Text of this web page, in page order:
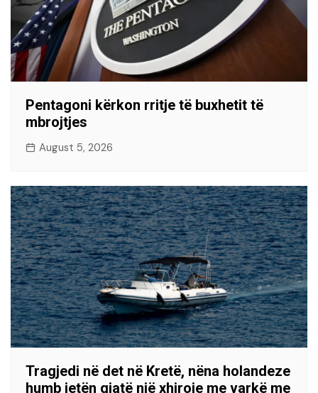
Pentagoni kërkon rritje të buxhetit të
mbrojtjes
August 5, 2026
Tragjedi në det në Kretë, nëna holandeze
humb jetën gjatë një xhiroje me varkë me